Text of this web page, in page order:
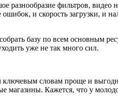
разнообразие фильтров, видео
и скорость загрузки, и
базу по всем основным
уже не так много сил.
словам проще и
Кажется, что у